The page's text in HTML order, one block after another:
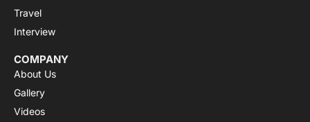
Travel
Interview
COMPANY
About Us
Gallery
Videos